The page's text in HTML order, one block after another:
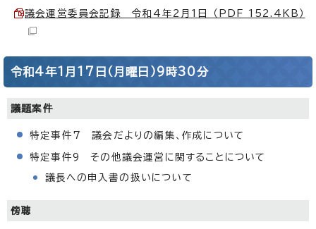
議会運営委員会記録 令和4年2月1日 （PDF 152.4KB）
令和4年1月17日（月曜日）9時30分
議題案件
特定事件7 議会だよりの編集、作成について
特定事件9 その他議会運営に関することについて
議長への申入書の扱いについて
傍聴